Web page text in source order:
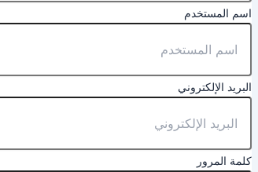
اسم المستخدم
البريد الإلكتروني
كلمة المرور